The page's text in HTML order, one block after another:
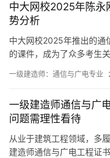
中大网校2025年陈永
势分析
中大网校2025年推出的通
的课件，成为了众多考生
析。
一级建造师：通信与广电专业
一级建造师通信与广
问题需理性看待
从业于建筑工程领域，多
建造师通信与广电工程证